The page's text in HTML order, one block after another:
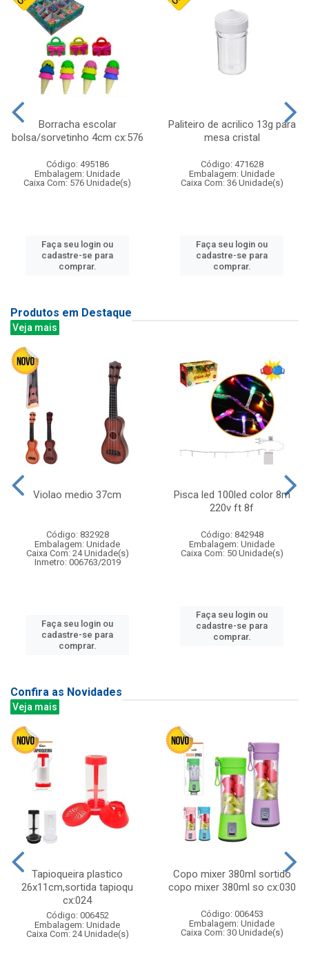
Borracha escolar
bolsa/sorvetinho 4cm cx:576
Código: 495186
Embalagem: Unidade
Caixa Com: 576 Unidade(s)
Faça seu login ou
cadastre-se para
comprar.
Paliteiro de acrilico 13g para
mesa cristal
Código: 471628
Embalagem: Unidade
Caixa Com: 36 Unidade(s)
Faça seu login ou
cadastre-se para
comprar.
Produtos em Destaque
Veja mais
Violao medio 37cm
Código: 832928
Embalagem: Unidade
Caixa Com: 24 Unidade(s)
Inmetro: 006763/2019
Faça seu login ou
cadastre-se para
comprar.
Pisca led 100led color 8m
220v ft 8f
Código: 842948
Embalagem: Unidade
Caixa Com: 50 Unidade(s)
Faça seu login ou
cadastre-se para
comprar.
Confira as Novidades
Veja mais
Tapioqueira plastico
26x11cm,sortida tapioqu
cx:024
Código: 006452
Embalagem: Unidade
Caixa Com: 24 Unidade(s)
Copo mixer 380ml sortido
copo mixer 380ml so cx:030
Código: 006453
Embalagem: Unidade
Caixa Com: 30 Unidade(s)